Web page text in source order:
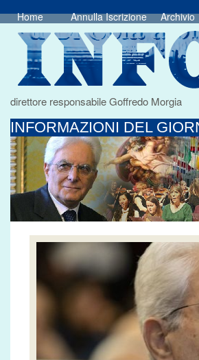
Home Annulla Iscrizione Archivio
direttore responsabile Goffredo Morgia
INFORMAZIONI DEL